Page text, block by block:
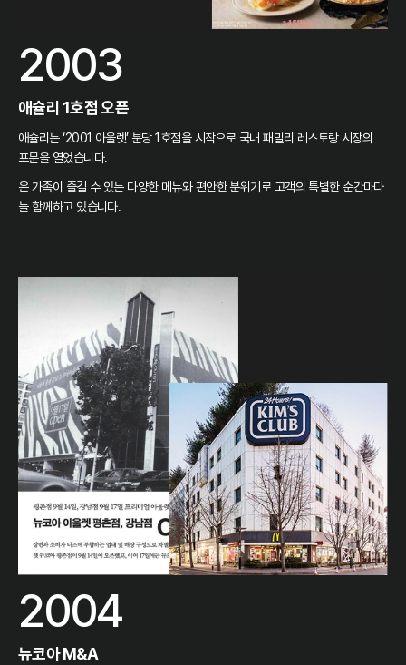
2003
애슐리 1호점 오픈
애슐리는 ‘2001 아울렛’ 분당 1호점을 시작으로 국내 패밀리 레스토랑 시장의
포문을 열었습니다.
온 가족이 즐길 수 있는 다양한 메뉴와 편안한 분위기로 고객의 특별한 순간마다
늘 함께하고 있습니다.
2004
뉴코아 M&A